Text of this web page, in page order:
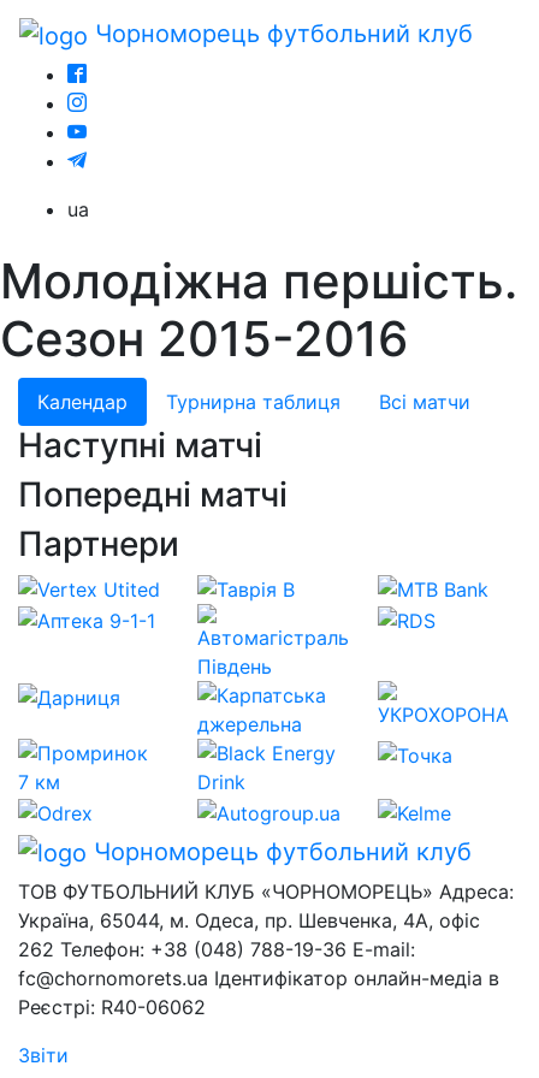
Чорноморець футбольний клуб
ua
Молодіжна першість.
Сезон 2015-2016
Календар Турнирна таблиця Всі матчи
Наступні матчі
Попередні матчі
Партнери
Чорноморець футбольний клуб
ТОВ ФУТБОЛЬНИЙ КЛУБ «ЧОРНОМОРЕЦЬ» Адреса:
Україна, 65044, м. Одеса, пр. Шевченка, 4А, офіс
262 Телефон: +38 (048) 788-19-36 E-mail:
fc@chornomorets.ua Ідентифікатор онлайн-медіа в
Реєстрі: R40-06062
Звіти